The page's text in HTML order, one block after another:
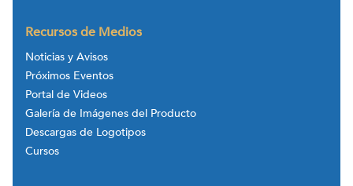
Recursos de Medios
Noticias y Avisos
Próximos Eventos
Portal de Videos
Galería de Imágenes del Producto
Descargas de Logotipos
Cursos